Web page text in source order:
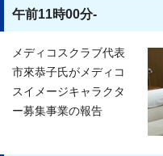
午前11時00分-
メディコスクラブ代表
市來恭子氏がメディコ
スイメージキャラクタ
ー募集事業の報告